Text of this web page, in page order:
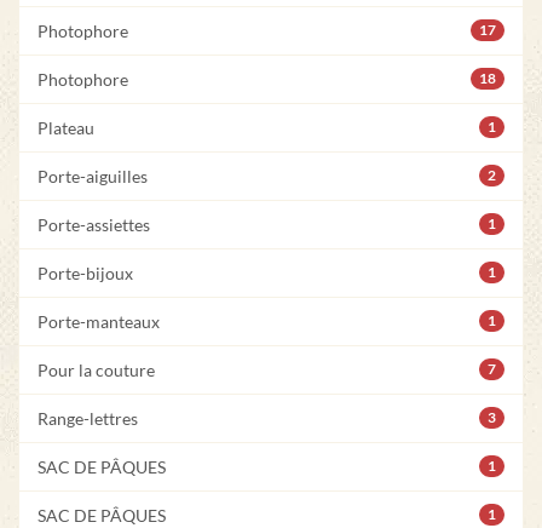
Photophore 17
Photophore 18
Plateau 1
Porte-aiguilles 2
Porte-assiettes 1
Porte-bijoux 1
Porte-manteaux 1
Pour la couture 7
Range-lettres 3
SAC DE PÂQUES 1
SAC DE PÂQUES 1